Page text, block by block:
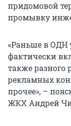
придомовой
промывку
«Раньше в
фактически
также разного
рекламных
прочее», –
ЖКХ Андрей